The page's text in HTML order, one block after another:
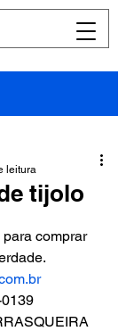
tijolo
leitura
estrelas.
comprar